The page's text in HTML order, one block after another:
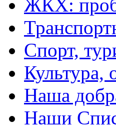
ЖКХ:
Спорт,
Культура,
Наша
Наши